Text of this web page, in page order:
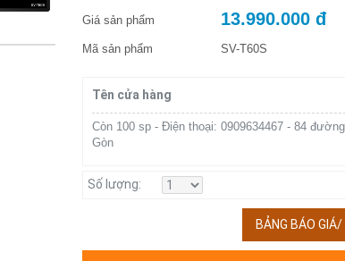
Giá sản phẩm 13.990.000 đ
Mã sản phẩm SV-T60S
Tên cửa hàng
Còn 100 sp - Điện thoại: 0909634467 - 84
Gòn
Số lượng:
BẢNG BÁO